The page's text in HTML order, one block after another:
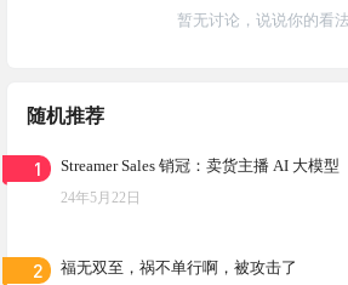
暂无讨论，说说你的看
随机推荐
1 Streamer Sales 销冠：卖货主播 AI 大模型
24年5月22日
2 福无双至，祸不单行啊，被攻击了